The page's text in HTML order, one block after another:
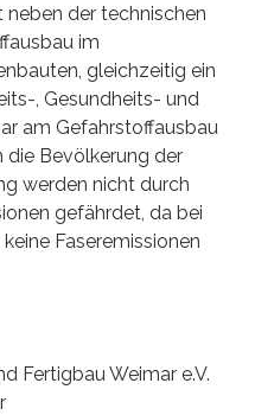
neben der technischen
im
gleichzeitig ein
, Gesundheits- und
am Gefahrstoffausbau
Bevölkerung der
werden nicht durch
gefährdet, da bei
Faseremissionen
Fertigbau Weimar e.V.